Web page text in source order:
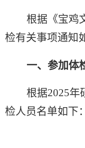
根据《宝鸡
检有关事项通知
一、参加体
根据2025年
检人员名单如下：